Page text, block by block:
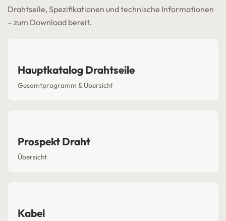
Drahtseile, Spezifikationen und technische Informationen
– zum Download bereit.
Hauptkatalog Drahtseile
Gesamtprogramm & Übersicht
Prospekt Draht
Übersicht
Kabel